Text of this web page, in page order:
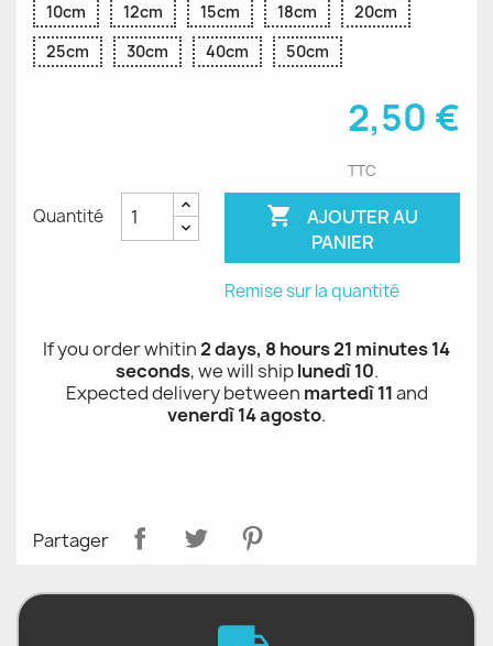
10cm
12cm 15cm 18cm
20cm
25cm
30cm 40cm 50cm
2,50 €
TTC
Quantité 
AJOUTER AU
PANIER
Remise sur la quantité
If you order whitin2 days, 8 hours 21 minutes 14
seconds, we will shiplunedì 10.
Expected delivery between martedì 11and
venerdì 14 agosto.
Partager